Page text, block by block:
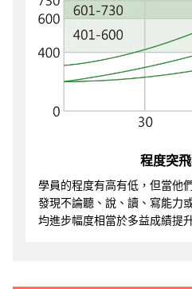
程度突
學員的程度有高有低，但當他
發現不論聽、說、讀、寫能力
均進步幅度相當於多益成績提